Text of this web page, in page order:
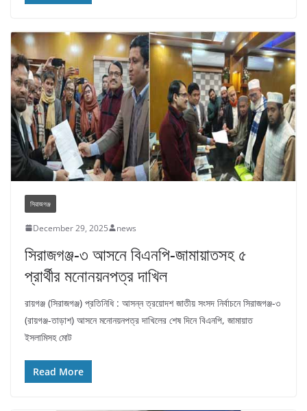
সিরাজগঞ্জ
December 29, 2025 news
সিরাজগঞ্জ-৩ আসনে বিএনপি-জামায়াতসহ ৫
প্রার্থীর মনোনয়নপত্র দাখিল
রায়গঞ্জ (সিরাজগঞ্জ) প্রতিনিধি : আসন্ন ত্রয়োদশ জাতীয় সংসদ নির্বাচনে সিরাজগঞ্জ-৩
(রায়গঞ্জ-তাড়াশ) আসনে মনোনয়নপত্র দাখিলের শেষ দিনে বিএনপি, জামায়াত
ইসলামিসহ মোট
Read More